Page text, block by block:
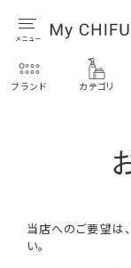
ブランド カテゴリ
当店へのご要望は
い。